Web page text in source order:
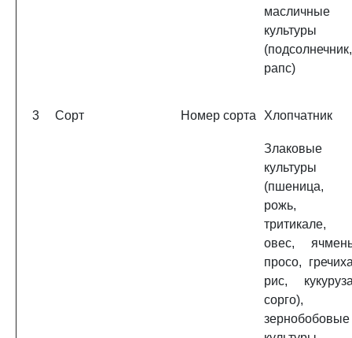
масличные
культуры
(подсолнечник,
рапс)
3 Сорт Номер сорта Хлопчатник
Злаковые
культуры
(пшеница,
рожь,
тритикале,
овес,
просо,
рис,
сорго),
зернобобовые